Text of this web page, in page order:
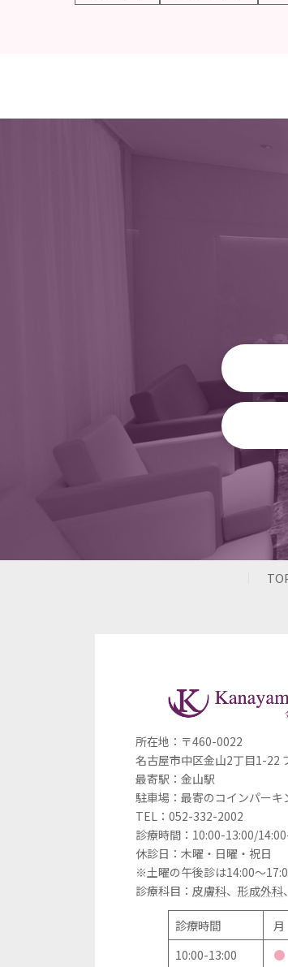
所在地：〒460-0022
名古屋市中区金山2丁目1-22
最寄駅：金山駅
駐車場：最寄のコインパーキ
TEL：052-332-2002
診療時間：10:00-13:00/
休診日：木曜・日曜・祝日
※土曜の午後診は14:00～
診療科目： 皮膚科、形成外科、
診療時間 月
10:00-13:00
●